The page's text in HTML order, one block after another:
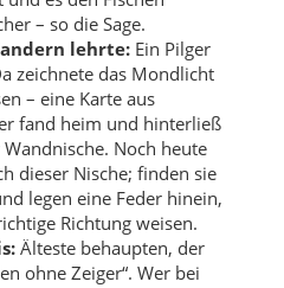
– so die Sage.
lehrte: Ein Pilger
zeichnete das Mondlicht
– eine Karte aus
fand heim und hinterließ
Noch heute
dieser Nische; finden sie
legen eine Feder hinein,
Richtung weisen.
Älteste behaupten, der
ohne Zeiger“. Wer bei